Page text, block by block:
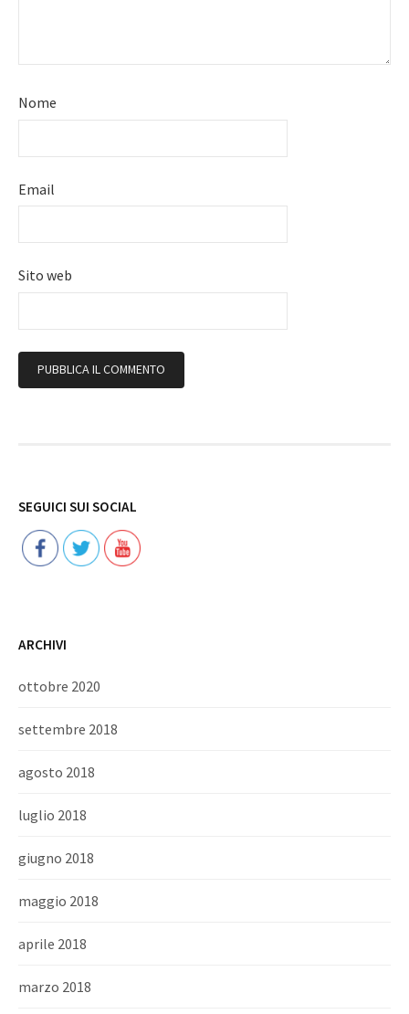
Nome
Email
Sito web
SEGUICI SUI SOCIAL
ARCHIVI
ottobre 2020
settembre 2018
agosto 2018
luglio 2018
giugno 2018
maggio 2018
aprile 2018
marzo 2018